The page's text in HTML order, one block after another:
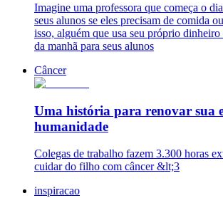
Imagine uma professora que começa o
seus alunos se eles precisam de comida
isso, alguém que usa seu próprio
da manhã para seus alunos
Câncer
Uma história para renovar sua
humanidade
Colegas de trabalho fazem 3.300 horas
cuidar do filho com câncer &lt;3
inspiracao